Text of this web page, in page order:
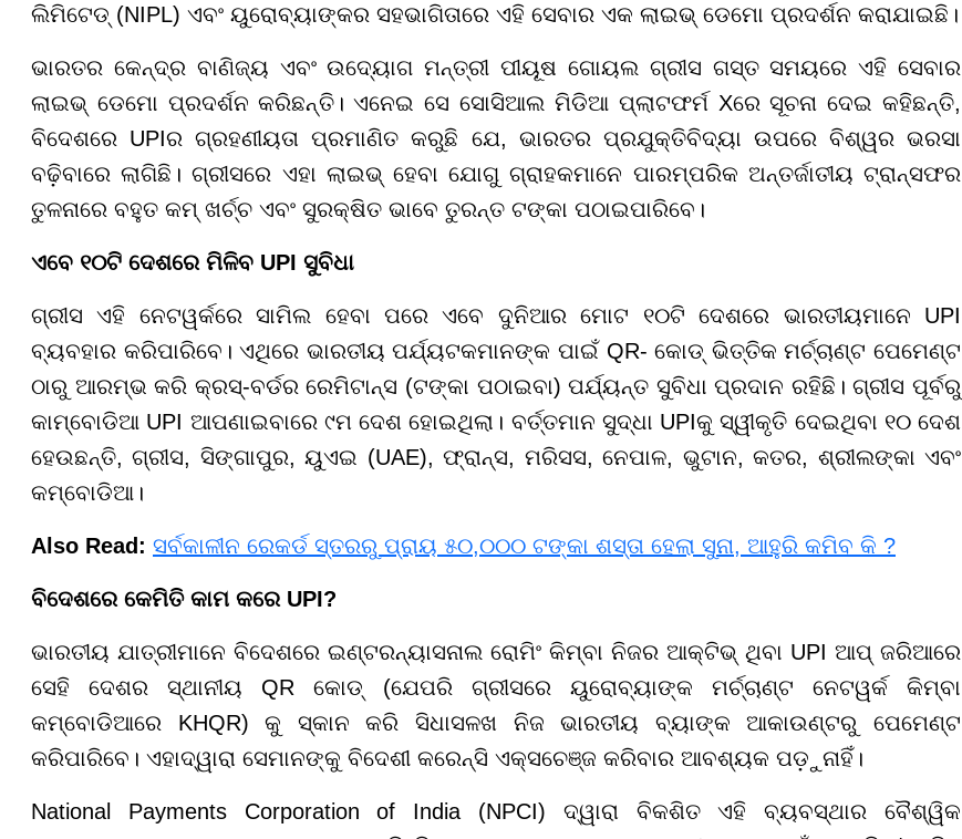
ଲିମିଟେଡ୍ (NIPL) ଏବଂ ୟୁରୋବ୍ୟାଙ୍କର ସହଭାଗିତାରେ ଏହି ସେବାର ଏକ ଲାଇଭ୍ ଡେମୋ ପ୍ରଦର୍ଶନ କରାଯାଇଛି।
ଭାରତର କେନ୍ଦ୍ର ବାଣିଜ୍ୟ ଏବଂ ଉଦ୍ୟୋଗ ମନ୍ତ୍ରୀ ପୀୟୂଷ ଗୋୟଲ ଗ୍ରୀସ ଗସ୍ତ ସମୟରେ ଏହି ସେବାର
ଲାଇଭ୍ ଡେମୋ ପ୍ରଦର୍ଶନ କରିଛନ୍ତି। ଏନେଇ ସେ ସୋସିଆଲ ମିଡିଆ ପ୍ଲାଟଫର୍ମ Xରେ ସୂଚନା ଦେଇ କହିଛନ୍ତି,
ବିଦେଶରେ UPIର ଗ୍ରହଣୀୟତା ପ୍ରମାଣିତ କରୁଛି ଯେ, ଭାରତର ପ୍ରଯୁକ୍ତିବିଦ୍ୟା ଉପରେ ବିଶ୍ୱର ଭରସା
ବଢ଼ିବାରେ ଲାଗିଛି। ଗ୍ରୀସରେ ଏହା ଲାଇଭ୍ ହେବା ଯୋଗୁ ଗ୍ରାହକମାନେ ପାରମ୍ପରିକ ଅନ୍ତର୍ଜାତୀୟ ଟ୍ରାନ୍ସଫର
ତୁଳନାରେ ବହୁତ କମ୍ ଖର୍ଚ୍ଚ ଏବଂ ସୁରକ୍ଷିତ ଭାବେ ତୁରନ୍ତ ଟଙ୍କା ପଠାଇପାରିବେ।
ଏବେ ୧୦ଟି ଦେଶରେ ମିଳିବ UPI ସୁବିଧା
ଗ୍ରୀସ ଏହି ନେଟୱର୍କରେ ସାମିଲ ହେବା ପରେ ଏବେ ଦୁନିଆର ମୋଟ ୧୦ଟି ଦେଶରେ ଭାରତୀୟମାନେ UPI
ବ୍ୟବହାର କରିପାରିବେ। ଏଥିରେ ଭାରତୀୟ ପର୍ଯ୍ୟଟକମାନଙ୍କ ପାଇଁ QR- କୋଡ୍ ଭିତ୍ତିକ ମର୍ଚ୍ଚାଣ୍ଟ ପେମେଣ୍ଟ
ଠାରୁ ଆରମ୍ଭ କରି କ୍ରସ୍-ବର୍ଡର ରେମିଟାନ୍ସ (ଟଙ୍କା ପଠାଇବା) ପର୍ଯ୍ୟନ୍ତ ସୁବିଧା ପ୍ରଦାନ ରହିଛି। ଗ୍ରୀସ ପୂର୍ବରୁ
କାମ୍ବୋଡିଆ UPI ଆପଣାଇବାରେ ୯ମ ଦେଶ ହୋଇଥିଲା। ବର୍ତ୍ତମାନ ସୁଦ୍ଧା UPIକୁ ସ୍ୱୀକୃତି ଦେଇଥିବା ୧୦ ଦେଶ
ହେଉଛନ୍ତି, ଗ୍ରୀସ, ସିଙ୍ଗାପୁର, ୟୁଏଇ (UAE), ଫ୍ରାନ୍ସ, ମରିସସ, ନେପାଳ, ଭୁଟାନ, କତର, ଶ୍ରୀଲଙ୍କା ଏବଂ
କମ୍ବୋଡିଆ।
Also Read: ସର୍ବକାଳୀନ ରେକର୍ଡ ସ୍ତରରୁ ପ୍ରାୟ ୫୦,୦୦୦ ଟଙ୍କା ଶସ୍ତା ହେଲା ସୁନା, ଆହୁରି କମିବ କି ?
ବିଦେଶରେ କେମିତି କାମ କରେ UPI?
ଭାରତୀୟ ଯାତ୍ରୀମାନେ ବିଦେଶରେ ଇଣ୍ଟରନ୍ୟାସନାଲ ରୋମିଂ କିମ୍ବା ନିଜର ଆକ୍ଟିଭ୍ ଥିବା UPI ଆପ୍ ଜରିଆରେ
ସେହି ଦେଶର ସ୍ଥାନୀୟ QR କୋଡ୍ (ଯେପରି ଗ୍ରୀସରେ ୟୁରୋବ୍ୟାଙ୍କ ମର୍ଚ୍ଚାଣ୍ଟ ନେଟୱର୍କ କିମ୍ବା
କମ୍ବୋଡିଆରେ KHQR) କୁ ସ୍କାନ କରି ସିଧାସଳଖ ନିଜ ଭାରତୀୟ ବ୍ୟାଙ୍କ ଆକାଉଣ୍ଟରୁ ପେମେଣ୍ଟ
କରିପାରିବେ। ଏହାଦ୍ୱାରା ସେମାନଙ୍କୁ ବିଦେଶୀ କରେନ୍ସି ଏକ୍ସଚେଞ୍ଜ କରିବାର ଆବଶ୍ୟକ ପଡ଼ୁନାହିଁ।
National Payments Corporation of India (NPCI) ଦ୍ୱାରା ବିକଶିତ ଏହି ବ୍ୟବସ୍ଥାର ବୈଶ୍ୱିକ